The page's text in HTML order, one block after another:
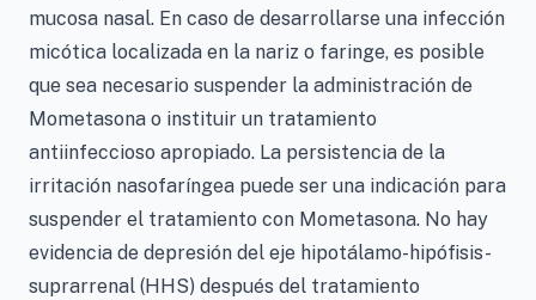
mucosa nasal. En caso de desarrollarse una infección
micótica localizada en la nariz o faringe, es posible
que sea necesario suspender la administración de
Mometasona o instituir un tratamiento
antiinfeccioso apropiado. La persistencia de la
irritación nasofaríngea puede ser una indicación para
suspender el tratamiento con Mometasona. No hay
evidencia de depresión del eje hipotálamo-hipófisis-
suprarrenal (HHS) después del tratamiento